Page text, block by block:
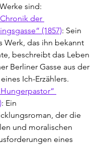
sind:
der
(1857): Sein
Werk, das ihn bekannt
beschreibt das Leben
Berliner Gasse aus der
Ich-Erzählers.
: Ein
der die
und moralischen
eines